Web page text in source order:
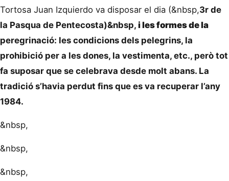
Tortosa Juan Izquierdo va disposar el dia (&nbsp,3r de
la Pasqua de Pentecosta)&nbsp, i les formes de la
peregrinació: les condicions dels pelegrins, la
prohibició per a les dones, la vestimenta, etc., però tot
fa suposar que se celebrava desde molt abans. La
tradició s’havia perdut fins que es va recuperar l’any
1984.
&nbsp,
&nbsp,
&nbsp,